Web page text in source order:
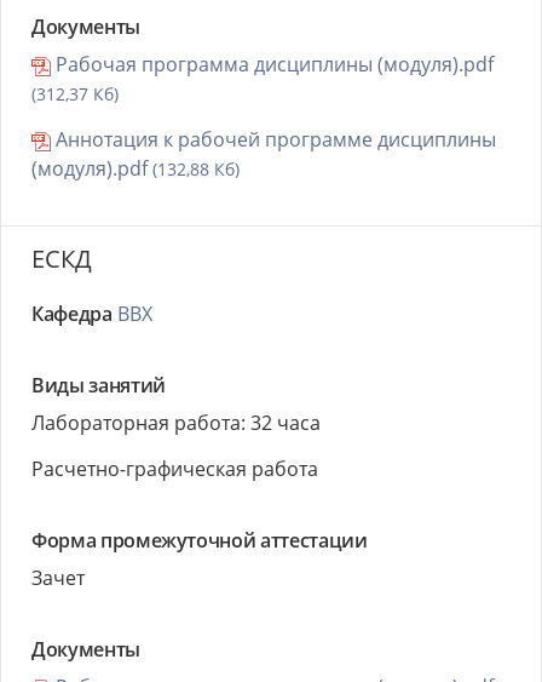
Документы
Рабочая программа дисциплины (модуля).pdf
(312,37 Кб)
Аннотация к рабочей программе дисциплины
(модуля).pdf(132,88 Кб)
ЕСКД
Кафедра ВВХ
Виды занятий
Лабораторная работа: 32 часа
Расчетно-графическая работа
Форма промежуточной аттестации
Зачет
Документы